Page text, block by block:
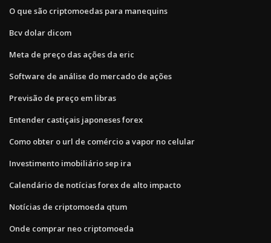
O que são criptomoedas para manequins
Bcv dolar dicom
Meta de preço das ações da eric
Software de análise do mercado de ações
Previsão de preço em libras
Entender castiçais japoneses forex
Como obter o url de comércio a vapor no celular
Investimento imobiliário sep ira
Calendário de notícias forex de alto impacto
Notícias de criptomoeda qtum
Onde comprar neo criptomoeda